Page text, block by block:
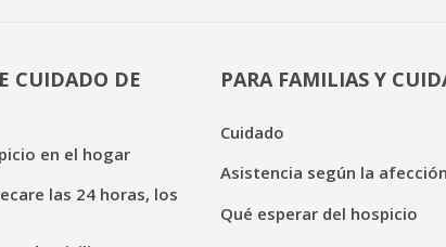
CUIDADO DE
en el hogar
las 24 horas, los
PARA FAMILIAS Y
Cuidado
Asistencia según la
Qué esperar del hospicio